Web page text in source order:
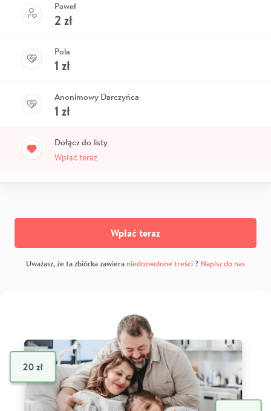
Paweł
2 zł
Pola
1 zł
Anonimowy Darczyńca
1 zł
Dołącz do listy
Wpłać teraz
Wpłać teraz
Uważasz, że ta zbiórka zawiera niedozwolone treści? Napisz do nas